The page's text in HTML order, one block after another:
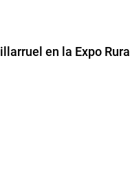
en la Expo Rural